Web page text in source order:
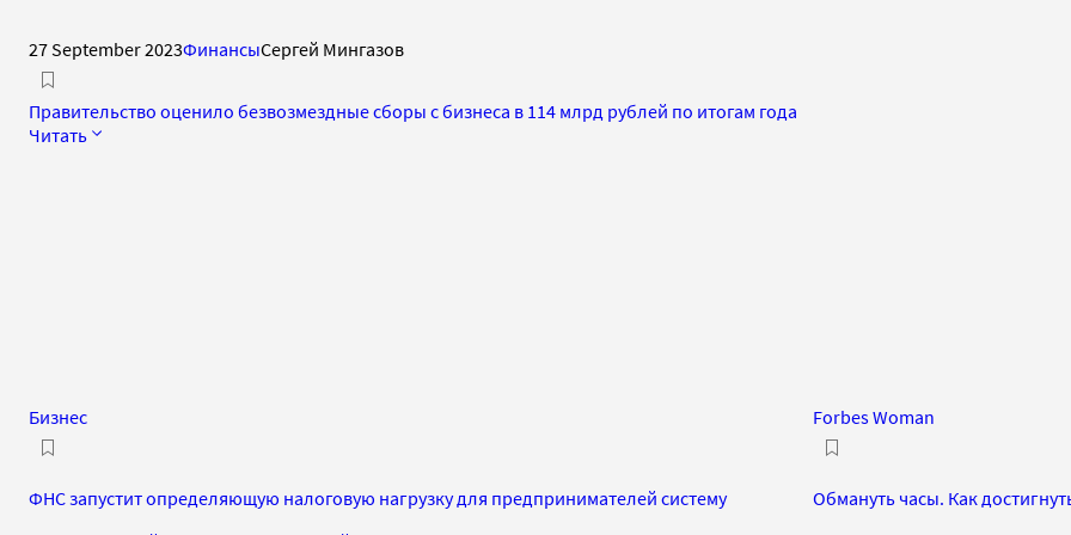
27 September 2023ФинансыСергей Мингазов
Правительство оценило безвозмездные сборы с бизнеса в 114 млрд рублей по итогам года
Читать
Бизнес
ФНС запустит определяющую налоговую нагрузку для предпринимателей систему
Forbes Woman
Обмануть часы. Как